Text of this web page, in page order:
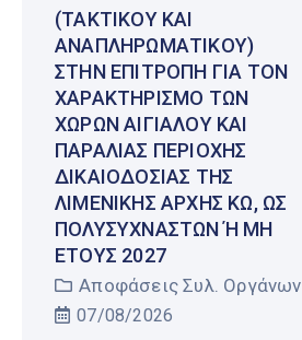
(ΤΑΚΤΙΚΟΎ ΚΑΙ
ΑΝΑΠΛΗΡΩΜΑΤΙΚΟΎ)
ΣΤΗΝ ΕΠΙΤΡΟΠΉ ΓΙΑ ΤΟΝ
ΧΑΡΑΚΤΗΡΙΣΜΌ ΤΩΝ
ΧΏΡΩΝ ΑΙΓΙΑΛΟΎ ΚΑΙ
ΠΑΡΑΛΊΑΣ ΠΕΡΙΟΧΉΣ
ΔΙΚΑΙΟΔΟΣΊΑΣ ΤΗΣ
ΛΙΜΕΝΙΚΉΣ ΑΡΧΉΣ ΚΩ, ΩΣ
ΠΟΛΥΣΎΧΝΑΣΤΩΝ Ή ΜΗ Έ
ΤΟΥΣ 2027
Αποφάσεις Συλ. Οργάνων
07/08/2026